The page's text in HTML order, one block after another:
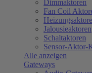
Dimmaktoren
Fan Coil
Jalousieaktoren
Schaltaktoren
Sensor-Aktor-
Alle anzeigen
Gateways